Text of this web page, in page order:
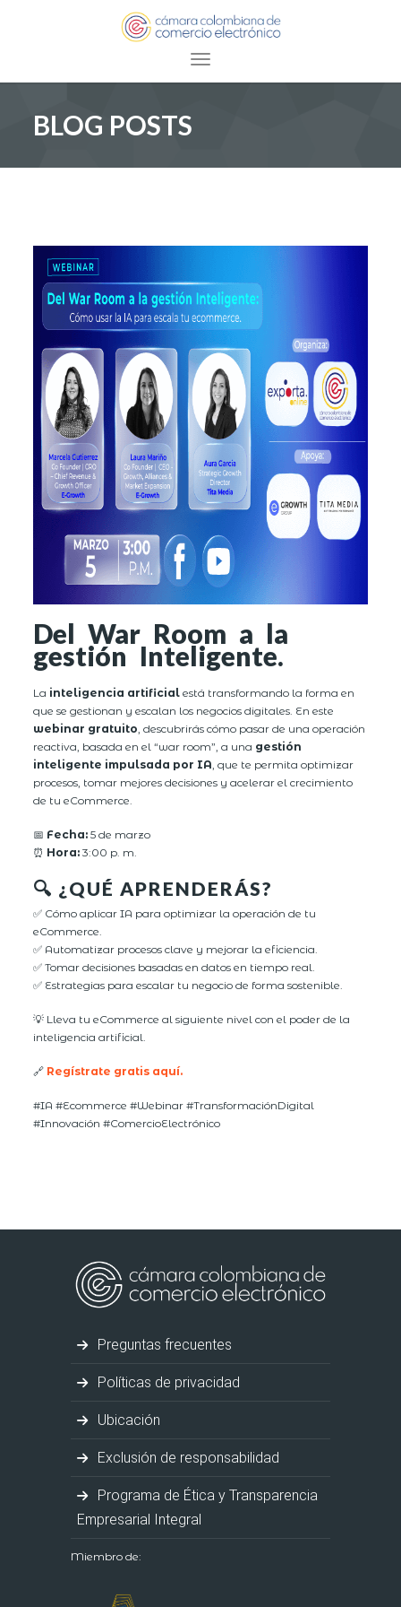
Toggle navigation
BLOG POSTS
Del War Room a la
gestión Inteligente.
La inteligencia artificial está transformando la forma en
que se gestionan y escalan los negocios digitales. En este
webinar gratuito , descubrirás cómo pasar de una operación
reactiva, basada en el “war room”, a una gestión
inteligente impulsada por IA , que te permita optimizar
procesos, tomar mejores decisiones y acelerar el crecimiento
de tu eCommerce.
📅 Fecha: 5 de marzo
⏰ Hora: 3:00 p. m.
🔍 ¿QUÉ APRENDERÁS?
✅ Cómo aplicar IA para optimizar la operación de tu
eCommerce.
✅ Automatizar procesos clave y mejorar la eficiencia.
✅ Tomar decisiones basadas en datos en tiempo real.
✅ Estrategias para escalar tu negocio de forma sostenible.
💡 Lleva tu eCommerce al siguiente nivel con el poder de la
inteligencia artificial.
🔗 Regístrate gratis aquí.
#IA #Ecommerce #Webinar #TransformaciónDigital
#Innovación #ComercioElectrónico
Preguntas frecuentes
Políticas de privacidad
Ubicación
Exclusión de responsabilidad
Programa de Ética y Transparencia
Empresarial Integral
Miembro de: